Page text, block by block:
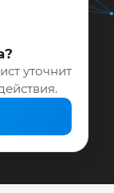
уточнит